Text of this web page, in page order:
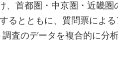
、首都圏・中京圏・近畿圏
るとともに、質問票によ
査のデータを複合的に分析